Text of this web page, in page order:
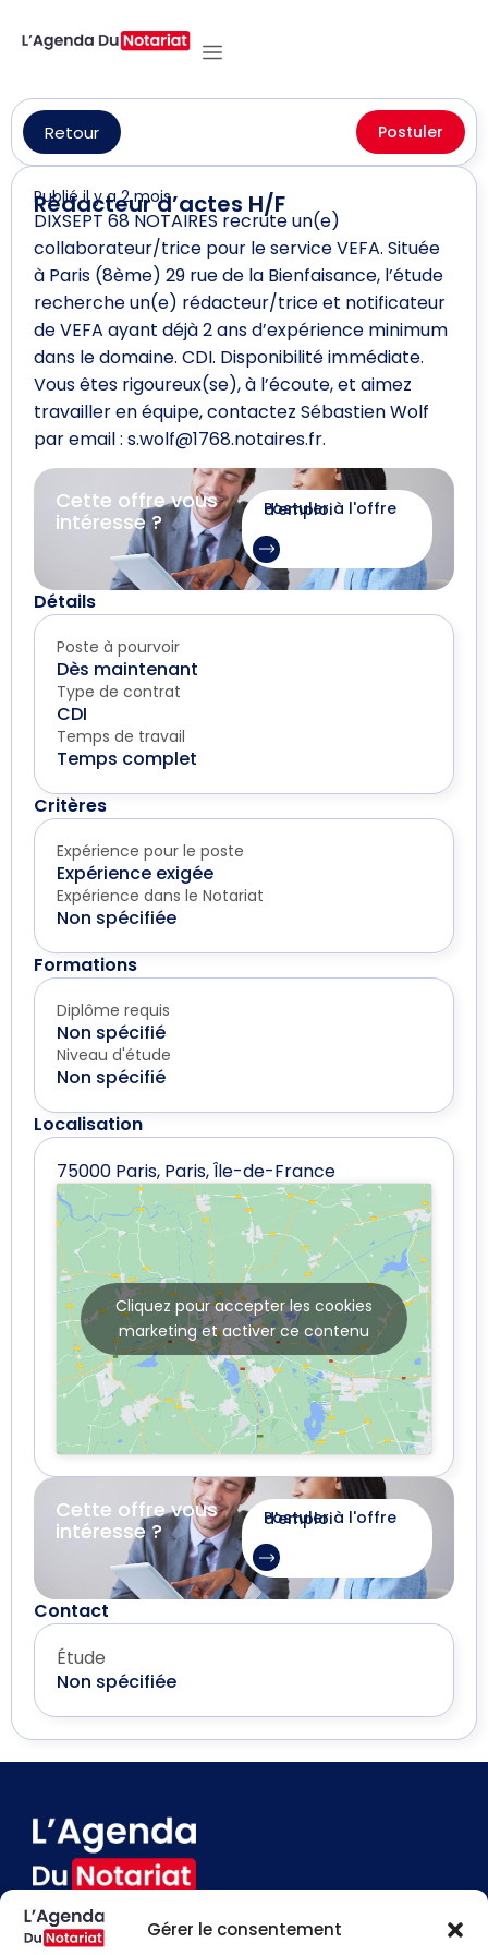
Gérer le consentement
Retour Postuler
Rédacteur d’actes H/F
Publié il y a 2 mois
DIXSEPT 68 NOTAIRES recrute un(e)
collaborateur/trice pour le service VEFA. Située
à Paris (8ème) 29 rue de la Bienfaisance, l’étude
recherche un(e) rédacteur/trice et notificateur
de VEFA ayant déjà 2 ans d’expérience minimum
dans le domaine. CDI. Disponibilité immédiate.
Vous êtes rigoureux(se), à l’écoute, et aimez
travailler en équipe, contactez Sébastien Wolf
par email : s.wolf@1768.notaires.fr.
Cette offre vous
intéresse ?
Postuler à l'offre d'emploi
Détails
Poste à pourvoir
Dès maintenant
Type de contrat
CDI
Temps de travail
Temps complet
Critères
Expérience pour le poste
Expérience exigée
Expérience dans le Notariat
Non spécifiée
Formations
Diplôme requis
Non spécifié
Niveau d'étude
Non spécifié
Localisation
75000 Paris, Paris, Île-de-France
Cliquez pour accepter les cookies
marketing et activer ce contenu
Cette offre vous
intéresse ?
Postuler à l'offre d'emploi
Contact
Étude
Non spécifiée